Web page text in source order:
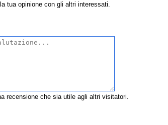
tua opinione con gli altri interessati.
recensione che sia utile agli altri visitatori.